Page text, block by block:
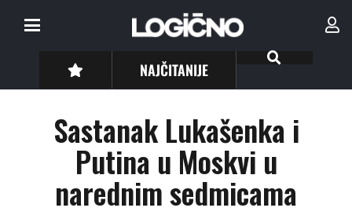
NAJČITANIJE
Sastanak Lukašenka i
Putina u Moskvi u
narednim sedmicama